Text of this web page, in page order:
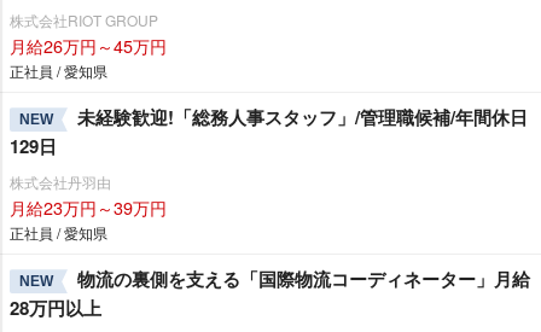
株式会社RIOT GROUP
月給26万円～45万円
正社員 / 愛知県
NEW
未経験歓迎!「総務人事スタッフ」/管理職候補/年間休日
129日
株式会社丹羽由
月給23万円～39万円
正社員 / 愛知県
NEW
物流の裏側を支える「国際物流コーディネーター」月給
28万円以上